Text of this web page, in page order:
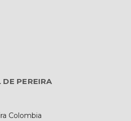
PEREIRA
Colombia